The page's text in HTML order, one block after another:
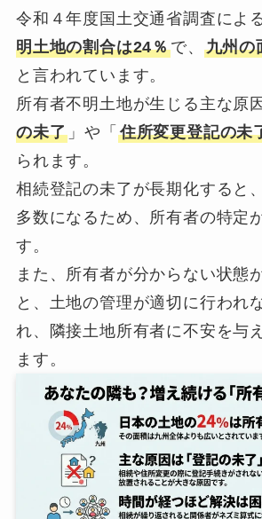
令和４年度国土交通省調査によ
明土地の割合は24％で、 九州の
と言われています。
所有者不明土地が生じる主な原
の未了 」や「 住所変更登記の未
られます。
相続登記の未了が長期化すると
多数になるため、所有者の特定
す。
また、所有者が分からない状態
と、土地の管理が適切に行われ
れ、隣接土地所有者に不安を与
ます。